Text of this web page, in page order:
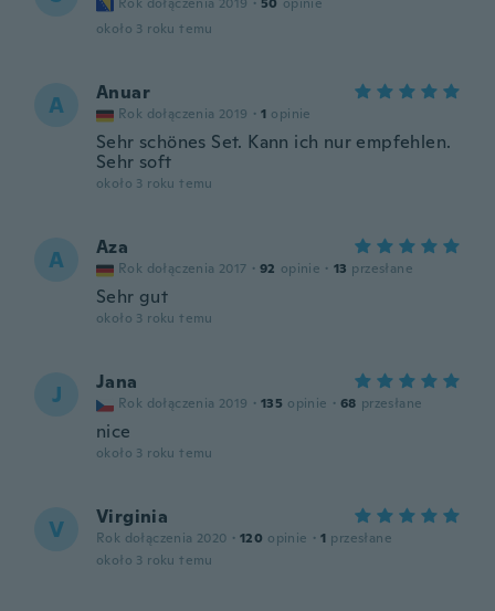
około 3 roku temu
A Anuar
Rok dołączenia 2019 · 1 opinie
Sehr schönes Set. Kann ich nur empfehlen.
Sehr soft
około 3 roku temu
A Aza
Rok dołączenia 2017 · 92 opinie · 13 przesłane
Sehr gut
około 3 roku temu
J Jana
Rok dołączenia 2019 · 135 opinie · 68 przesłane
nice
około 3 roku temu
V Virginia
Rok dołączenia 2020 · 120 opinie · 1 przesłane
około 3 roku temu